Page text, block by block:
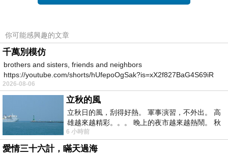
【HOLLISTER Co.】男裝 經典字母圓領休閒短T
恤(黑)--M號
你可能感興趣的文章
千萬別模仿
brothers and sisters, friends and neighbors
https://youtube.com/shorts/hUfepoOgSak?is=xX2f827BaG4S69iR
https
2026-08-06
立秋的風
立秋日的風，刮得好熱。 軍事演習，不外出。 高
雄越來越精彩。。。 晚上的夜市越來越熱鬧。 秋
天的風刮得很熱 夜遊消暑熱。。。
6 小時前
愛情三十六計，瞞天過海